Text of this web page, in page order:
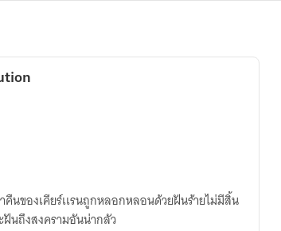
คืนของเคียร์เเรนถูกหลอกหลอนด้วยฝันร้ายไม่มีสิ้น
ฝันถึงสงครามอันน่ากลัว